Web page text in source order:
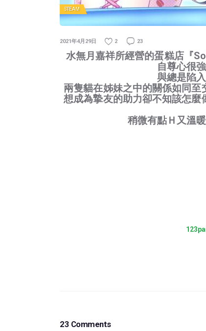
STEAM
2021年4月29日 2 23
水無月嘉祥所經營的蛋糕店『
自尊心很
與總是陷
兩隻貓在姊妹之中的關係如同至
想成為摯友的助力卻不知該怎
稍微有點Ｈ又溫
23 Comments